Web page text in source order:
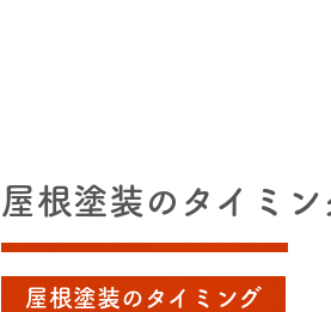
屋根塗装のタイミン
屋根塗装のタイミング